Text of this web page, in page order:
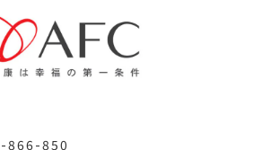
866-850